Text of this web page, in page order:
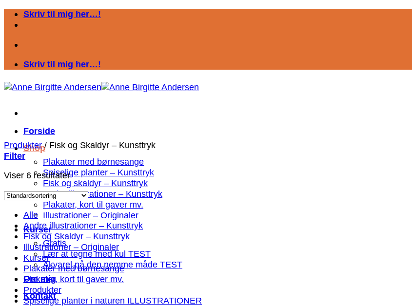
FortsætSkriv til mig her…!
Skriv til mig her…!
Forside
Shop
Plakater med børnesange
Spiselige planter – Kunsttryk
Fisk og skaldyr – Kunsttryk
Andre illustrationer – Kunsttryk
Plakater, kort til gaver mv.
Illustrationer – Originaler
Kurser
Gratis
Lær at tegne med kul TEST
Akvarel på den nemme måde TEST
Om mig
Kontakt
Produkter / Fisk og Skaldyr – Kunsttryk
Filter
Viser 6 resultater
Alle
Andre illustrationer – Kunsttryk
Fisk og Skaldyr – Kunsttryk
Illustrationer – Originaler
Kurser
Plakater med børnesange
Plakater, kort til gaver mv.
Produkter
Spiselige planter i naturen ILLUSTRATIONER